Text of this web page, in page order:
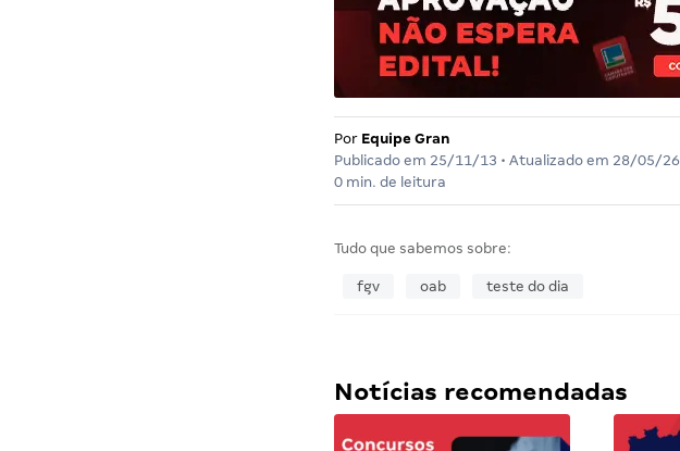
Por Equipe Gran
Publicado em 25/11/13 • Atualizado em 28/05/26
0 min. de leitura
Tudo que sabemos sobre:
fgv oab teste do dia
Notícias recomendadas